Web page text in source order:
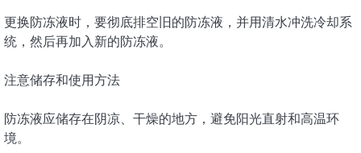
更换防冻液时，要彻底排空旧的防冻液，并用清水冲洗冷却系
统，然后再加入新的防冻液。
注意储存和使用方法
防冻液应储存在阴凉、干燥的地方，避免阳光直射和高温环
境。